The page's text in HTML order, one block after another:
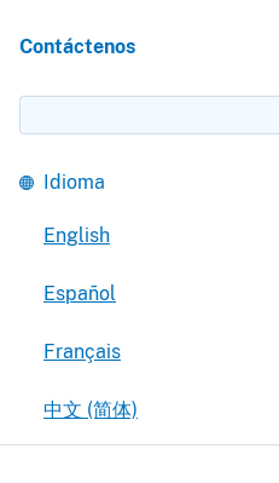
Contáctenos
Idioma
English
Español
Français
中文 (简体)